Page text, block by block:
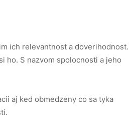
ich relevantnost a doverihodnost.
ho. S nazvom spolocnosti a jeho
aj ked obmedzeny co sa tyka